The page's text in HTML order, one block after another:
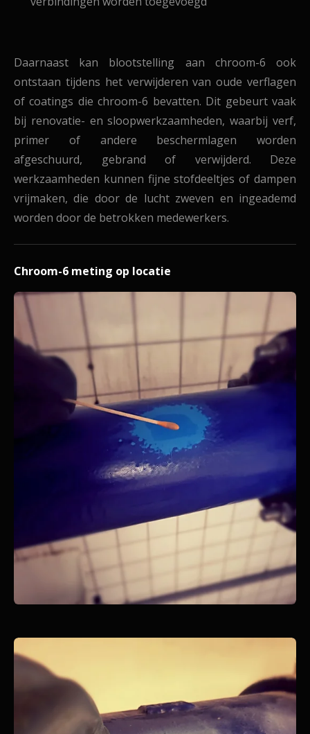
Daarnaast kan blootstelling aan chroom-6 ook
ontstaan tijdens het verwijderen van oude verflagen
of coatings die chroom-6 bevatten. Dit gebeurt vaak
bij renovatie- en sloopwerkzaamheden, waarbij verf,
primer of andere beschermlagen worden
afgeschuurd, gebrand of verwijderd. Deze
werkzaamheden kunnen fijne stofdeeltjes of dampen
vrijmaken, die door de lucht zweven en ingeademd
worden door de betrokken medewerkers.
Chroom-6 meting op locatie